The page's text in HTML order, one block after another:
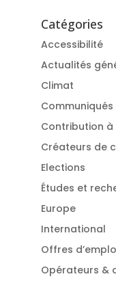
Catégories
Accessibilité
Actualités
Climat
Contribution
Créateurs de
Elections
Études et
Europe
International
Offres
Opérateurs &